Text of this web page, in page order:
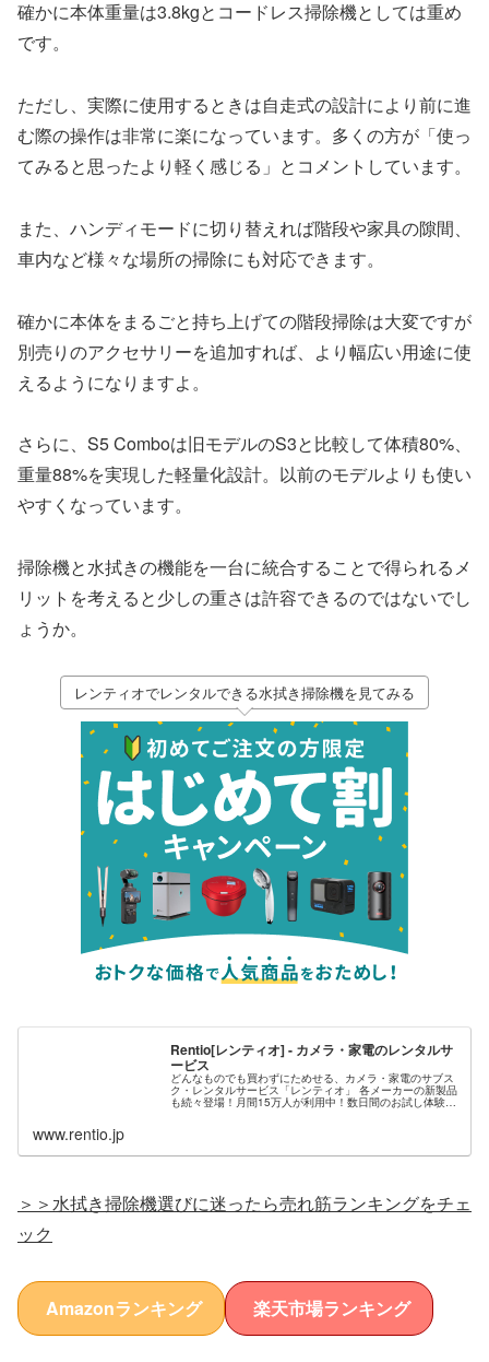
確かに本体重量は3.8kgとコードレス掃除機としては重め
です。
ただし、実際に使用するときは自走式の設計により前に進
む際の操作は非常に楽になっています。多くの方が「使っ
てみると思ったより軽く感じる」とコメントしています。
また、ハンディモードに切り替えれば階段や家具の隙間、
車内など様々な場所の掃除にも対応できます。
確かに本体をまるごと持ち上げての階段掃除は大変ですが
別売りのアクセサリーを追加すれば、より幅広い用途に使
えるようになりますよ。
さらに、S5 Comboは旧モデルのS3と比較して体積80%、
重量88%を実現した軽量化設計。以前のモデルよりも使い
やすくなっています。
掃除機と水拭きの機能を一台に統合することで得られるメ
リットを考えると少しの重さは許容できるのではないでし
ょうか。
レンティオでレンタルできる水拭き掃除機を見てみる
Rentio[レンティオ] - カメラ・家電のレンタルサ
ービス
どんなものでも買わずにためせる、カメラ・家電のサブス
ク・レンタルサービス「レンティオ」 各メーカーの新製品
も続々登場！月間15万人が利用中！数日間のお試し体験か
らサブスク型の月額制利用まで。7,000種類の品揃えを送
www.rentio.jp
＞＞水拭き掃除機選びに迷ったら売れ筋ランキングをチェ
ック
Amazonランキング 楽天市場ランキング